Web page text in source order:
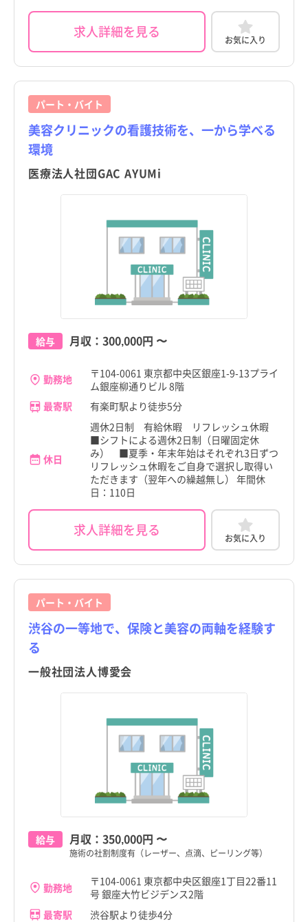
求人詳細を見る お気に入り
パート・バイト
美容クリニックの看護技術を、一から学べる
環境
医療法人社団GAC AYUMi
給与 月収： 300,000円 〜
勤務地
〒104-0061 東京都中央区銀座1-9-13プライ
ム銀座柳通りビル 8階
最寄駅
有楽町駅より徒歩5分
休日
週休2日制 有給休暇 リフレッシュ休暇
■シフトによる週休2日制（日曜固定休
み） ■夏季・年末年始はそれぞれ3日ずつ
リフレッシュ休暇をご自身で選択し取得い
ただきます（翌年への繰越無し） 年間休
日：110日
求人詳細を見る お気に入り
パート・バイト
渋谷の一等地で、保険と美容の両軸を経験す
る
一般社団法人博愛会
給与 月収： 350,000円 〜
施術の社割制度有（レーザー、点滴、ピーリング等）
勤務地
〒104-0061 東京都中央区銀座1丁目22番11
号 銀座大竹ビジデンス2階
最寄駅
渋谷駅より徒歩4分